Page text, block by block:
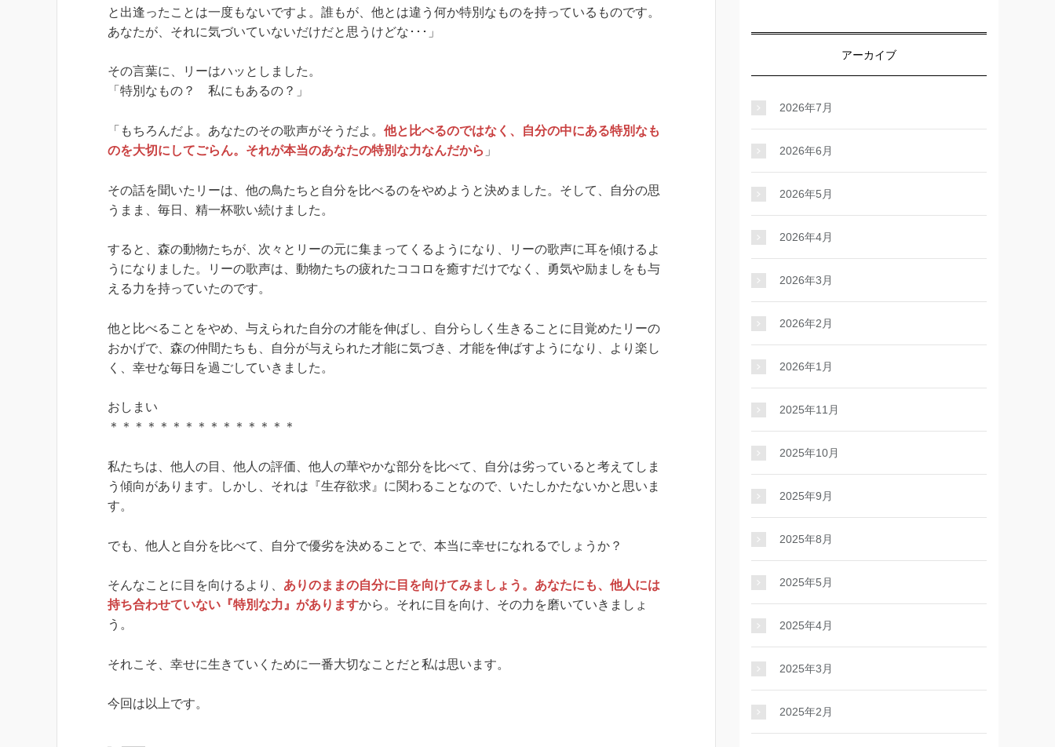
と出逢ったことは一度もないですよ。誰もが、他とは違う何か特別なものを持っているものです。
あなたが、それに気づいていないだけだと思うけどな･･･」
その言葉に、リーはハッとしました。
「特別なもの？ 私にもあるの？」
「もちろんだよ。あなたのその歌声がそうだよ。 他と比べるのではなく、自分の中にある特別なも
のを大切にしてごらん。それが本当のあなたの特別な力なんだから 」
その話を聞いたリーは、他の鳥たちと自分を比べるのをやめようと決めました。そして、自分の思
うまま、毎日、精一杯歌い続けました。
すると、森の動物たちが、次々とリーの元に集まってくるようになり、リーの歌声に耳を傾けるよ
うになりました。リーの歌声は、動物たちの疲れたココロを癒すだけでなく、勇気や励ましをも与
える力を持っていたのです。
他と比べることをやめ、与えられた自分の才能を伸ばし、自分らしく生きることに目覚めたリーの
おかげで、森の仲間たちも、自分が与えられた才能に気づき、才能を伸ばすようになり、より楽し
く、幸せな毎日を過ごしていきました。
おしまい
＊＊＊＊＊＊＊＊＊＊＊＊＊＊＊
私たちは、他人の目、他人の評価、他人の華やかな部分を比べて、自分は劣っていると考えてしま
う傾向があります。しかし、それは『生存欲求』に関わることなので、いたしかたないかと思いま
す。
でも、他人と自分を比べて、自分で優劣を決めることで、本当に幸せになれるでしょうか？
そんなことに目を向けるより、 ありのままの自分に目を向けてみましょう。あなたにも、他人には
持ち合わせていない『特別な力』がありますから。それに目を向け、その力を磨いていきましょ
う。
それこそ、幸せに生きていくために一番大切なことだと私は思います。
今回は以上です。
アーカイブ
2026年7月
2026年6月
2026年5月
2026年4月
2026年3月
2026年2月
2026年1月
2025年11月
2025年10月
2025年9月
2025年8月
2025年5月
2025年4月
2025年3月
2025年2月